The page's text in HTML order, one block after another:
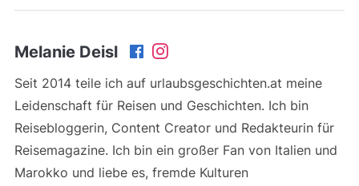
Melanie Deisl
Seit 2014 teile ich auf urlaubsgeschichten.at meine
Leidenschaft für Reisen und Geschichten. Ich bin
Reisebloggerin, Content Creator und Redakteurin für
Reisemagazine. Ich bin ein großer Fan von Italien und
Marokko und liebe es, fremde Kulturen